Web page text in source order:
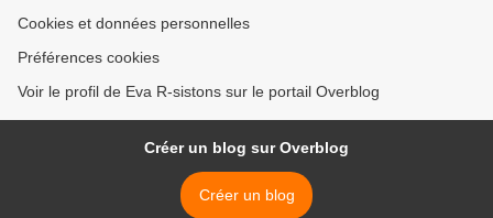
Cookies et données personnelles
Préférences cookies
Voir le profil de Eva R-sistons sur le portail Overblog
Créer un blog sur Overblog
Créer un blog